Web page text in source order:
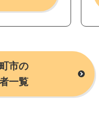
市の
一覧